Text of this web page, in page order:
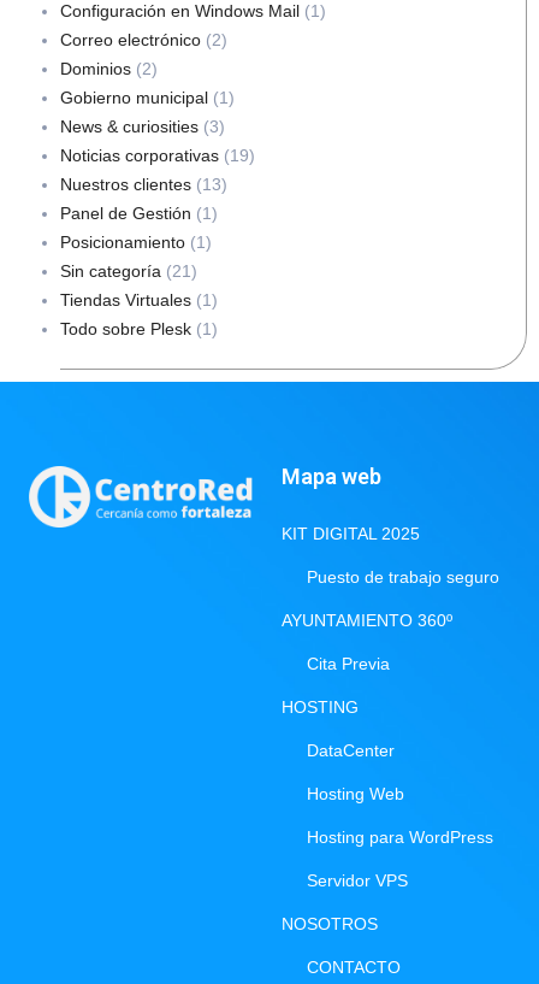
Configuración en Windows Mail (1)
Correo electrónico (2)
Dominios (2)
Gobierno municipal (1)
News & curiosities (3)
Noticias corporativas (19)
Nuestros clientes (13)
Panel de Gestión (1)
Posicionamiento (1)
Sin categoría (21)
Tiendas Virtuales (1)
Todo sobre Plesk (1)
Mapa web
KIT DIGITAL 2025
Puesto de trabajo seguro
AYUNTAMIENTO 360º
Cita Previa
HOSTING
DataCenter
Hosting Web
Hosting para WordPress
Servidor VPS
NOSOTROS
CONTACTO